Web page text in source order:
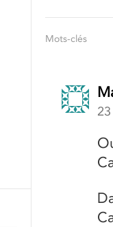
Mots-clés